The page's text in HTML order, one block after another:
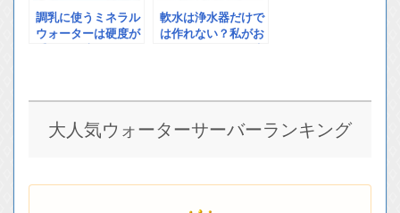
調乳に使うミネラル
ウォーターは硬度が
軟水は浄水器だけで
は作れない？私がお
大人気ウォーターサーバーランキング